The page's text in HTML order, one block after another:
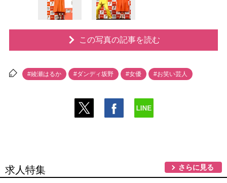
この写真の記事を読む
#綾瀬はるか #ダンディ坂野 #女優 #お笑い芸人
求人特集 さらに見る